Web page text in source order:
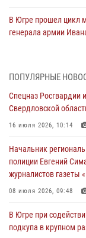
В Югре прошел цикл
генерала армии
В Югре ОМОН
05 августа 2026, 11:14
В Югре сотрудники
05 августа 2026, 05:56
Генерал-полковник
молодёжном
Ключевые события
ПОПУЛЯРНЫЕ
Спецназ Росгвардии
Свердловской
16 июля 2026, 10:14
Начальник
полиции Евгений
журналистов газеты
08 июля 2026, 09:48
В Югре при
подкупа в крупном